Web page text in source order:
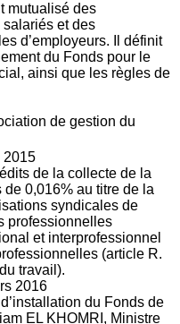
mutualisé des
et des
d’employeurs. Il définit
du Fonds pour le
ainsi que les règles de
de gestion du
2015
de la collecte de la
0,016% au titre de la
syndicales de
professionnelles
et interprofessionnel
(article R.
travail).
2016
du Fonds de
EL KHOMRI, Ministre